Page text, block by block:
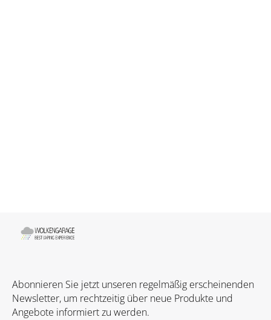
Abonnieren Sie jetzt unseren regelmäßig erscheinenden
Newsletter, um rechtzeitig über neue Produkte und
Angebote informiert zu werden.